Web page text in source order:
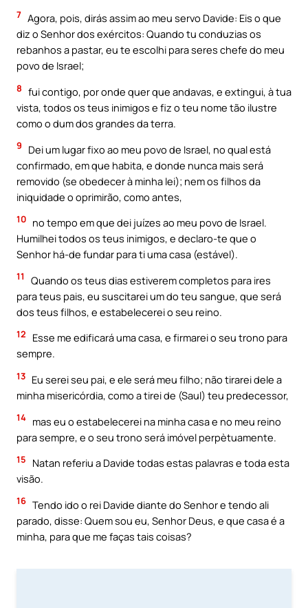
7 Agora, pois, dirás assim ao meu servo Davide: Eis o que
diz o Senhor dos exércitos: Quando tu conduzias os
rebanhos a pastar, eu te escolhi para seres chefe do meu
povo de Israel;
8 fui contigo, por onde quer que andavas, e extingui, à tua
vista, todos os teus inimigos e fiz o teu nome tão ilustre
como o dum dos grandes da terra.
9
Dei um lugar fixo ao meu povo de Israel, no qual está
confirmado, em que habita, e donde nunca mais será
removido (se obedecer à minha lei); nem os filhos da
iniquidade o oprimirão, como antes,
10 no tempo em que dei juízes ao meu povo de Israel.
Humilhei todos os teus inimigos, e declaro-te que o
Senhor há-de fundar para ti uma casa (estável).
11
Quando os teus dias estiverem completos para ires
para teus pais, eu suscitarei um do teu sangue, que será
dos teus filhos, e estabelecerei o seu reino.
12
Esse me edificará uma casa, e firmarei o seu trono para
sempre.
13 Eu serei seu pai, e ele será meu filho; não tirarei dele a
minha misericórdia, como a tirei de (Saul) teu predecessor,
14 mas eu o estabelecerei na minha casa e no meu reino
para sempre, e o seu trono será imóvel perpètuamente.
15
Natan referiu a Davide todas estas palavras e toda esta
visão.
16 Tendo ido o rei Davide diante do Senhor e tendo ali
parado, disse: Quem sou eu, Senhor Deus, e que casa é a
minha, para que me faças tais coisas?